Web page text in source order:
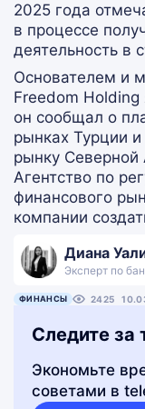
2025 года
в процессе
деятельность в
Основателем и
Freedom
он сообщал о
рынках Турции
рынку Северной
Агентство по
финансового
компании
Диана
Эксперт по
ФИНАНСЫ 2425
Следите за
Экономьте
советами в